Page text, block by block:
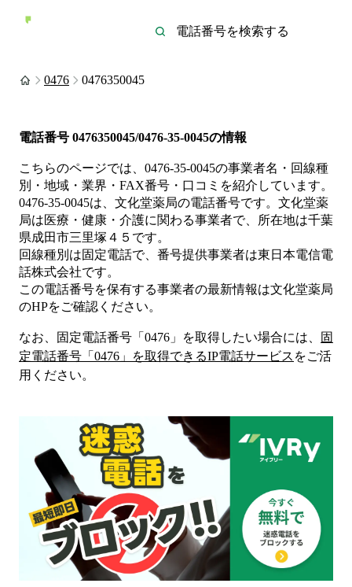
0476 0476350045
電話番号 0476350045/0476-35-0045の情報
こちらのページでは、 0476-35-0045の事業者名・回線種
別・地域・業界・FAX番号・口コミを紹介しています。
0476-35-0045は、 文化堂薬局の電話番号です。 文化堂薬
局は医療・健康・介護に関わる事業者で、所在地は千葉
県成田市三里塚４５ です。
回線種別は固定電話で、番号提供事業者は東日本電信電
話株式会社です。
この電話番号を保有する事業者の最新情報は文化堂薬局
のHPをご確認ください。
なお、固定電話番号「 0476 」を取得したい場合には、
固
定電話番号「 0476 」を取得できるIP電話サービス をご活
用ください。